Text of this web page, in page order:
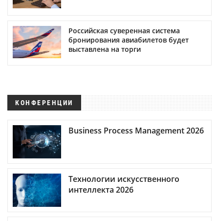
Российская суверенная система
бронирования авиабилетов будет
выставлена на торги
КОНФЕРЕНЦИИ
Business Process Management 2026
Технологии искусственного
интеллекта 2026